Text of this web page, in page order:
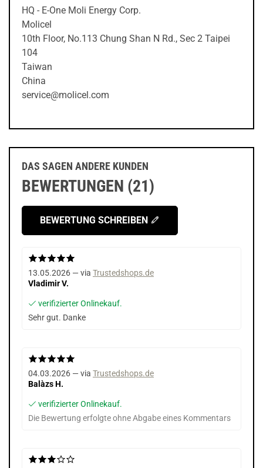
HQ - E-One Moli Energy Corp.
Molicel
10th Floor, No.113 Chung Shan N Rd., Sec 2 Taipei
104
Taiwan
China
service@molicel.com
DAS SAGEN ANDERE KUNDEN
BEWERTUNGEN (21)
BEWERTUNG SCHREIBEN
13.05.2026 — via Trustedshops.de
Vladimir V.
verifizierter Onlinekauf.
Sehr gut. Danke
04.03.2026 — via Trustedshops.de
Balàzs H.
verifizierter Onlinekauf.
Die Bewertung erfolgte ohne Abgabe eines Kommentars